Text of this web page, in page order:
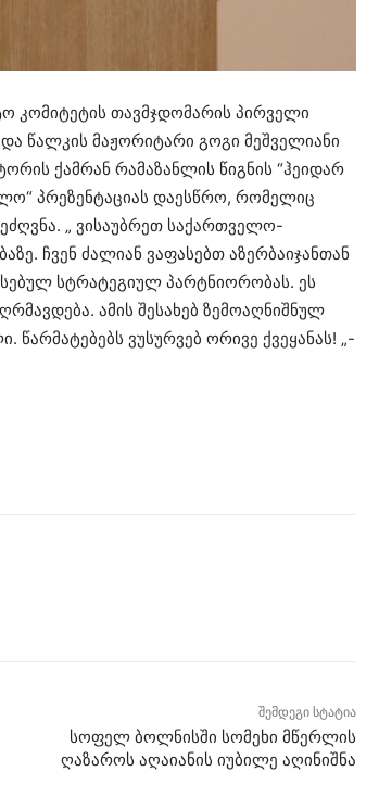
კომიტეტის თავმჯდომარის პირველი
წალკის მაჟორიტარი გოგი მეშველიანი
ქამრან რამაზანლის წიგნის “ჰეიდარ
პრეზენტაციას დაესწრო, რომელიც
„ ვისაუბრეთ საქართველო-
ჩვენ ძალიან ვაფასებთ აზერბაიჯანთან
სტრატეგიულ პარტნიორობას. ეს
ამის შესახებ ზემოაღნიშნულ
ვუსურვებ ორივე ქვეყანას! „-
შემდეგი სტატია
სოფელ ბოლნისში სომეხი მწერლის
ღაზაროს აღაიანის იუბილე აღინიშნა